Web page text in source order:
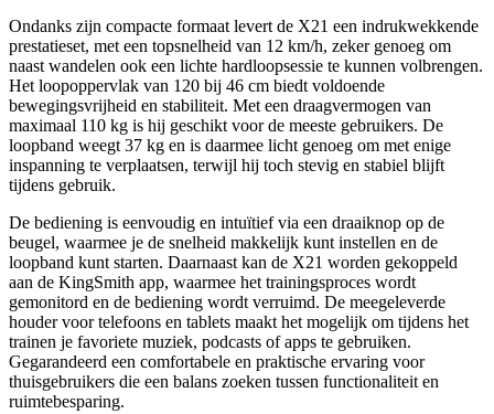
Ondanks zijn compacte formaat levert de X21 een indrukwekkende
prestatieset, met een topsnelheid van 12 km/h, zeker genoeg om
naast wandelen ook een lichte hardloopsessie te kunnen volbrengen.
Het loopoppervlak van 120 bij 46 cm biedt voldoende
bewegingsvrijheid en stabiliteit. Met een draagvermogen van
maximaal 110 kg is hij geschikt voor de meeste gebruikers. De
loopband weegt 37 kg en is daarmee licht genoeg om met enige
inspanning te verplaatsen, terwijl hij toch stevig en stabiel blijft
tijdens gebruik.
De bediening is eenvoudig en intuïtief via een draaiknop op de
beugel, waarmee je de snelheid makkelijk kunt instellen en de
loopband kunt starten. Daarnaast kan de X21 worden gekoppeld
aan de KingSmith app, waarmee het trainingsproces wordt
gemonitord en de bediening wordt verruimd. De meegeleverde
houder voor telefoons en tablets maakt het mogelijk om tijdens het
trainen je favoriete muziek, podcasts of apps te gebruiken.
Gegarandeerd een comfortabele en praktische ervaring voor
thuisgebruikers die een balans zoeken tussen functionaliteit en
ruimtebesparing.